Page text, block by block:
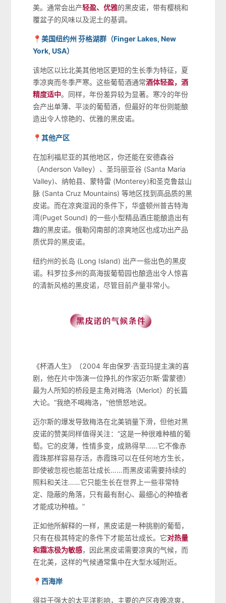
美。通常会出产轻盈、优雅的黑皮诺，带有樱桃和
覆盆子的风味以及泥土的基调。
📍美国纽约州 芬格湖群（Finger Lakes, New
York, USA）
该地区以比北美其他地区更短的生长季为特征，夏
季凉爽而冬季严寒。这些葡萄酒通常酒体轻盈，酒
精度适中。同样，年份差异较为显著。寒冷的年份
会产出单薄、平淡的葡萄酒，但最好的年份则能酿
造出令人惊艳的、优雅的黑皮诺。
📍其他产区
在加利福尼亚的其他地区，你还能在安德森谷
（Anderson Valley）、圣玛丽亚谷 (Santa Maria
Valley)、纳帕县、蒙特雷 (Monterey)和圣克鲁兹山
脉 (Santa Cruz Mountains) 等地区找到高品质的黑
皮诺。而在凉爽湿润的条件下，华盛顿州普吉特海
湾(Puget Sound) 的一些小型精品酒庄能酿造出有
趣的黑皮诺。俄勒冈南部的凉爽地区也成功出产品
质优异的黑皮诺。
纽约州的长岛 (Long Island) 出产一些出色的黑皮
诺。科罗拉多州的高海拔葡萄园也酿造出令人惊喜
的清新风格的黑皮诺，尽管目前产量非常小。
《杯酒人生》（2004 年由保罗·吉亚玛提主演的喜
剧，他在片中饰演一位挣扎的作家迈尔斯·雷蒙德）
最为人所知的桥段是主角对梅洛（Merlot）的长篇
大论。“我绝不喝梅洛，”他愤怒地说。
迈尔斯的爆发导致梅洛在北美销量下滑，但他对黑
皮诺的赞美同样值得关注：“这是一种很难种植的葡
萄。它的皮薄，性情多变，成熟得早……它不像赤
霞珠那样容易存活，赤霞珠可以在任何地方生长，
即使被忽视也能茁壮成长……而黑皮诺需要持续的
照料和关注……它只能生长在世界上一些非常特
定、隐蔽的角落，只有最有耐心、最细心的种植者
才能成功种植。”
正如他所解释的一样，黑皮诺是一种挑剔的葡萄，
只有在极其特定的条件下才能茁壮成长。它对热量
和霜冻极为敏感，因此黑皮诺需要凉爽的气候，而
在北美，这样的气候通常集中在大型水域附近。
📍西海岸
得益于强大的太平洋影响，主要的产区夜晚凉爽，